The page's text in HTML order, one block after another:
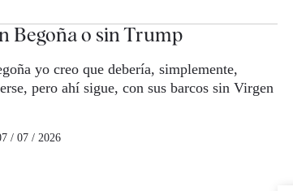
Begoña o sin Trump
yo creo que debería, simplemente,
pero ahí sigue, con sus barcos sin Virgen
/ 07 / 2026